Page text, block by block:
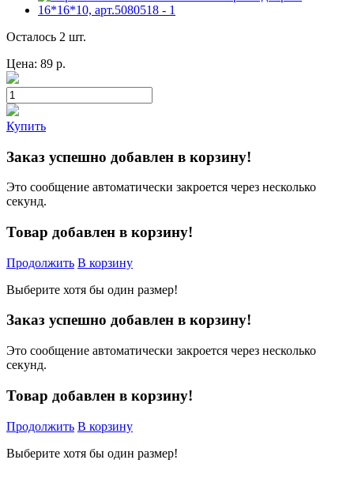
Осталось 2 шт.
Цена: 89 р.
Купить
Заказ успешно добавлен в корзину!
Это сообщение автоматически закроется через несколько
секунд.
Товар добавлен в корзину!
Продолжить В корзину
Выберите хотя бы один размер!
Заказ успешно добавлен в корзину!
Это сообщение автоматически закроется через несколько
секунд.
Товар добавлен в корзину!
Продолжить В корзину
Выберите хотя бы один размер!